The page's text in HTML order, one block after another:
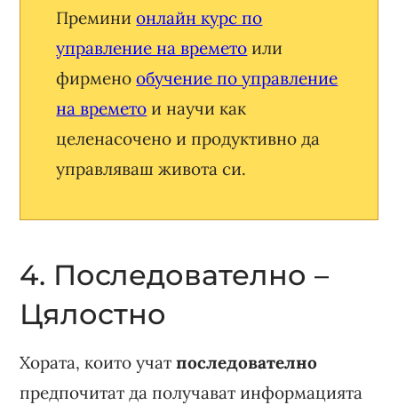
Преминионлайн курс по
управление на времето или
фирменообучение по управление
на времето и научи как
целенасочено и продуктивно да
управляваш живота си.
4. Последователно –
Цялостно
Хората, които учатпоследователно
предпочитат да получават информацията